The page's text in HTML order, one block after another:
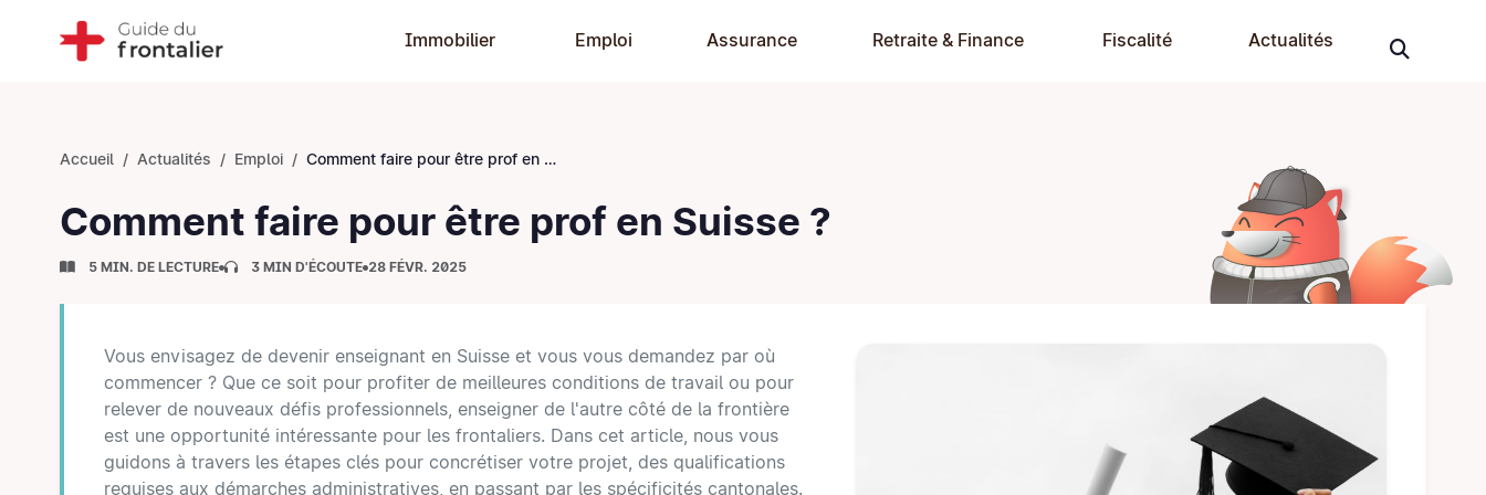
Immobilier Emploi Assurance Retraite & Finance Fiscalité Actualités
Accueil Actualités Emploi Comment faire pour être prof en Suisse ?
Comment faire pour être prof en Suisse ?
5 MIN. DE LECTURE 3 MIN D'ÉCOUTE 28 FÉVR. 2025
Vous envisagez de devenir enseignant en Suisse et vous vous demandez par où
commencer ? Que ce soit pour profiter de meilleures conditions de travail ou pour
relever de nouveaux défis professionnels, enseigner de l'autre côté de la frontière
est une opportunité intéressante pour les frontaliers. Dans cet article, nous vous
guidons à travers les étapes clés pour concrétiser votre projet, des qualifications
requises aux démarches administratives, en passant par les spécificités cantonales.